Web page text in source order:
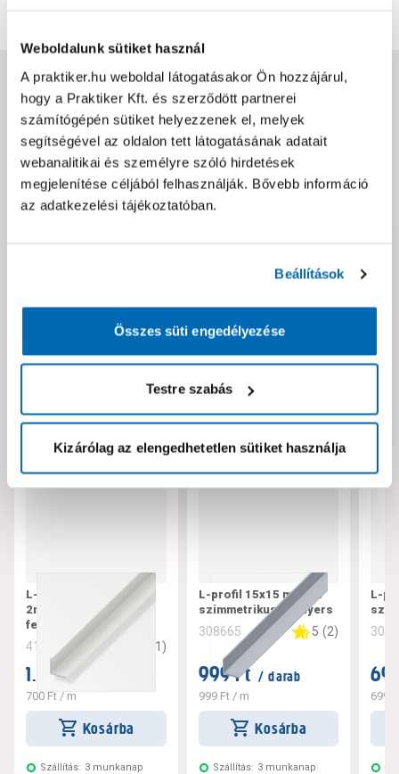
Weboldalunk sütiket használ
A praktiker.hu weboldal látogatásakor Ön hozzájárul,
hogy a Praktiker Kft. és szerződött partnerei
számítógépén sütiket helyezzenek el, melyek
segítségével az oldalon tett látogatásának adatait
webanalitikai és személyre szóló hirdetések
megjelenítése céljából felhasználják. Bővebb információ
az adatkezelési tájékoztatóban.
Beállítások
Összes süti engedélyezése
Testre szabás
Kizárólag az elengedhetetlen sütiket használja
Jótállás, szavatosság
Csomagolási és súly információk
Dokumentumok, felelős személy
Hibát találtál az oldalon vagy a termék leírásában?
Neked ajánljuk!
L-profil 20x20x1,5 mm
2m szimmetrikus pvc
fehér
412377 1)
1.399 Ft
700 Ft / m
Kosárba
Szállítás: 3 munkanap
L-profil 15x15 mm 1m
szimmetrikus alu nyers
308665 5 (2)
999 Ft / darab
999 Ft/ m
Kosárba
Szállítás: 3 munkanap
L-
699